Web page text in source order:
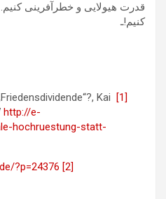
قدرت هیولایی و خطرآفرینی
کنیم!ـ
[1]
Kai
http://e-
hochruestung-statt-
[2]
?p=24376